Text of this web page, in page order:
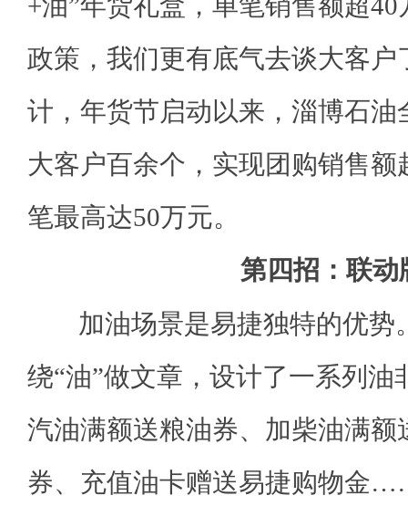
政策，我们更有底气去谈大客户
计，年货节启动以来，淄博石油
大客户百余个，实现团购销售额
笔最高达50万元。
第四招：联动
加油场景是易捷独特的优势
绕“油”做文章，设计了一系列油
汽油满额送粮油券、加柴油满额
券、充值油卡赠送易捷购物金